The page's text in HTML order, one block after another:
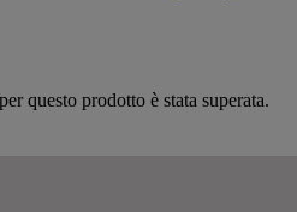
questo prodotto è stata superata.